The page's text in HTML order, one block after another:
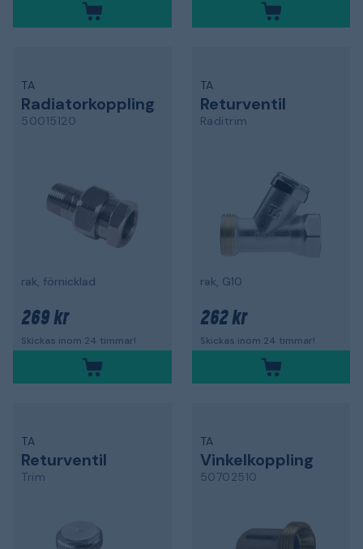
TA
Radiatorkoppling
50015120
rak, förnicklad
269 kr
Skickas inom 24 timmar!
TA
Returventil
Raditrim
rak, G10
262 kr
Skickas inom 24 timmar!
TA
Returventil
Trim
TA
Vinkelkoppling
50702510